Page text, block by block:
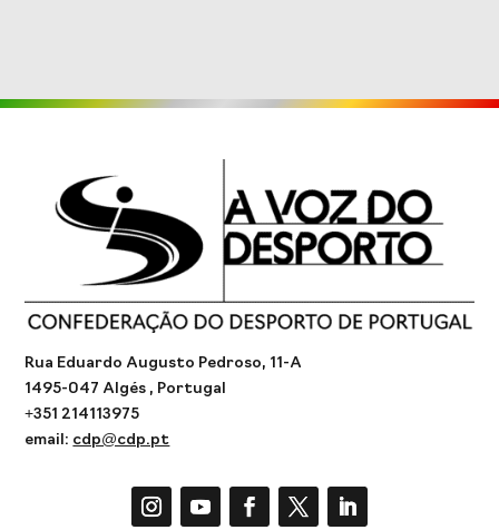
Rua Eduardo Augusto Pedroso, 11-A
1495-047 Algés , Portugal
+351 214113975
email: cdp@cdp.pt